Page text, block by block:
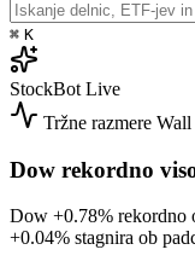
⌘ K
StockBot Live
Tržne razmere Wall
Dow rekordno
Dow +0.78% rekordno
+0.04% stagnira ob